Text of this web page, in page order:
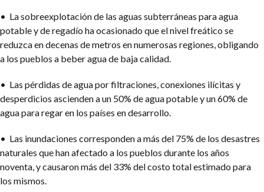
• La sobreexplotación de las aguas subterráneas para agua
potable y de regadío ha ocasionado que el nivel freático se
reduzca en decenas de metros en numerosas regiones, obligando
a los pueblos a beber agua de baja calidad.
• Las pérdidas de agua por filtraciones, conexiones ilícitas y
desperdicios ascienden a un 50% de agua potable y un 60% de
agua para regar en los países en desarrollo.
• Las inundaciones corresponden a más del 75% de los desastres
naturales que han afectado a los pueblos durante los años
noventa, y causaron más del 33% del costo total estimado para
los mismos.